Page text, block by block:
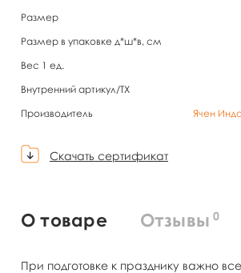
Размер
Размер в упаковке д*ш*в, см
Вес 1 ед.
Внутренний артикул/TX
Производитель
Ячен
Скачать сертификат
О товаре Отзывы 0
При подготовке к празднику важно